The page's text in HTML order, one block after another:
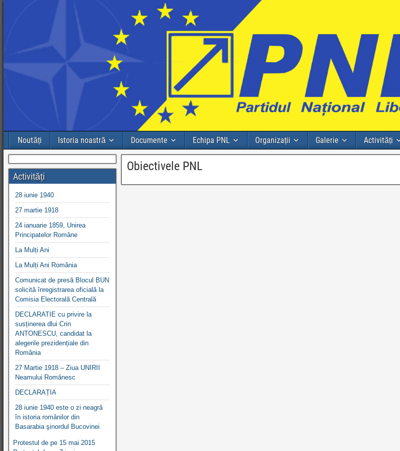
Noutăți Istoria noastră Documente Echipa PNL Organizații Galerie Activități
Obiectivele PNL
Activități
28 iunie 1940
27 martie 1918
24 ianuarie 1859, Unirea
Principatelor Române
La Mulți Ani
La Mulți Ani România
Comunicat de presă Blocul BUN
solicită înregistrarea oficială la
Comisia Electorală Centrală
DECLARATIE cu privire la
susținerea dlui Crin
ANTONESCU, candidat la
alegerile prezidențiale din
România
27 Martie 1918 – Ziua UNIRII
Neamului Românesc
DECLARAȚIA
28 iunie 1940 este o zi neagră
în istoria românilor din
Basarabia şinordul Bucovinei
Protestul de pe 15 mai 2015